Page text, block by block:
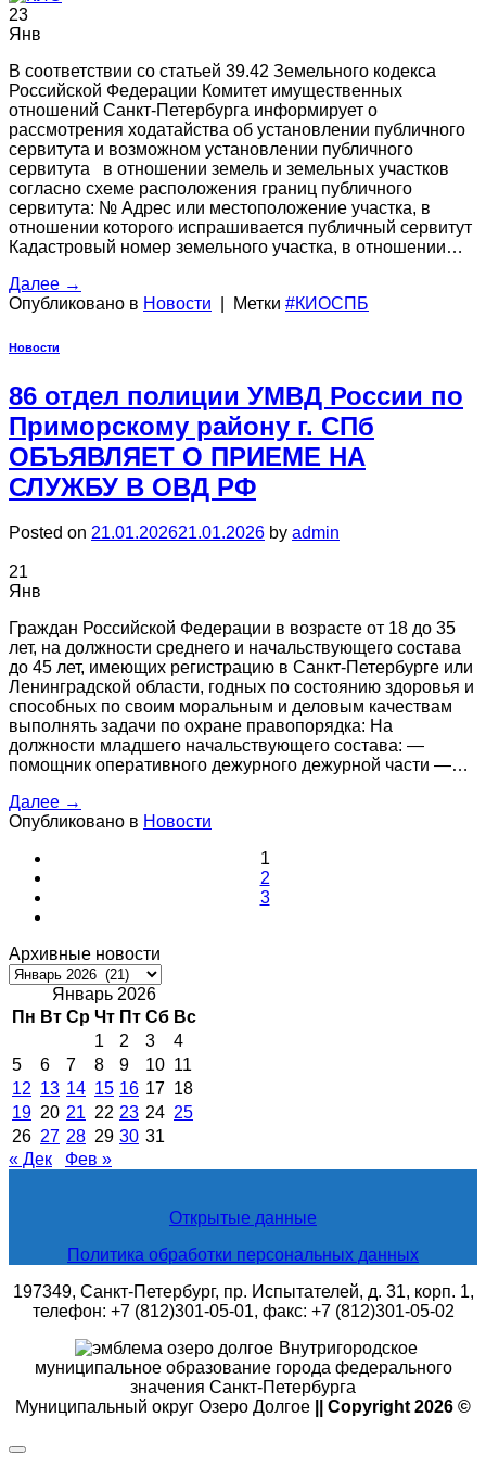
23
Янв
В соответствии со статьей 39.42 Земельного кодекса
Российской Федерации Комитет имущественных
отношений Санкт-Петербурга информирует о
рассмотрения ходатайства об установлении публичного
сервитута и возможном установлении публичного
сервитута в отношении земель и земельных участков
согласно схеме расположения границ публичного
сервитута: № Адрес или местоположение участка, в
отношении которого испрашивается публичный сервитут
Кадастровый номер земельного участка, в отношении…
Далее →
Опубликовано в Новости Метки #КИОСПБ
Новости
86 отдел полиции УМВД России по
Приморскому району г. СПб
ОБЪЯВЛЯЕТ О ПРИЕМЕ НА
СЛУЖБУ В ОВД РФ
Posted on 21.01.202621.01.2026 by admin
21
Янв
Граждан Российской Федерации в возрасте от 18 до 35
лет, на должности среднего и начальствующего состава
до 45 лет, имеющих регистрацию в Санкт-Петербурге или
Ленинградской области, годных по состоянию здоровья и
способных по своим моральным и деловым качествам
выполнять задачи по охране правопорядка: На
должности младшего начальствующего состава: —
помощник оперативного дежурного дежурной части —…
Далее →
Опубликовано в Новости
1
2
3
Архивные новости
Архивные
новостиЯнварь 2026
Пн Вт Ср Чт Пт Сб Вс
1
2 3
4
5
6 7 8 9 10 11
12 13 14 15 16 17 18
19 20 21 22 23 24 25
26 27 28 29 30 31
« Дек
Фев »
Открытые данные
Политика обработки персональных данных
197349, Санкт-Петербург, пр. Испытателей, д. 31, корп. 1,
телефон: +7 (812)301-05-01, факс: +7 (812)301-05-02
Внутригородское
муниципальное образование города федерального
значения Санкт-Петербурга
Муниципальный округ Озеро Долгое
|| Copyright 2026 ©